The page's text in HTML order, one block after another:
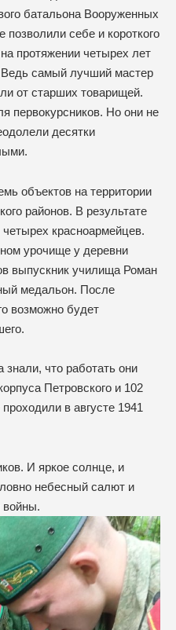
батальона Вооруженных
себе и короткого
протяжении четырех лет
Ведь самый лучший мастер
от старших товарищей.
первокурсников. Но они не
десятки
объектов на территории
районов. В результате
красноармейцев.
урочище у деревни
выпускник училища Роман
медальон. После
возможно будет
знали, что работать они
Петровского и 102
в августе 1941
И яркое солнце, и
небесный салют и
войны.